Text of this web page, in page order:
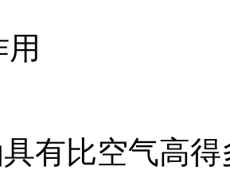
有比空气高